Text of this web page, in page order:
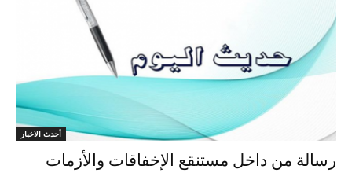
أحدث الاخبار
رسالة من داخل مستنقع الإخفاقات والأزمات